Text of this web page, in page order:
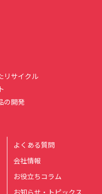
リサイクル
の開発
よくある質問
会社情報
お役立ちコラム